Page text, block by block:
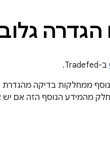
הגדרה
ב-Tradefed.
מהמידע הנוסף הזה אם יש